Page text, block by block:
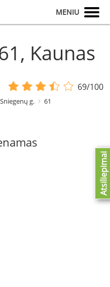
MENIU
Kaunas
69/100
Sniegenų g. 61
Atsiliepimai